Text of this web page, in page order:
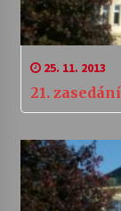
25. 11. 2013
21.